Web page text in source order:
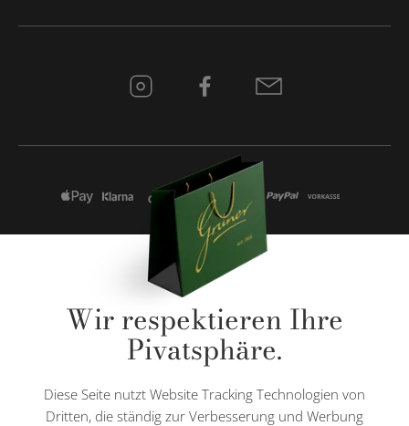
* Alle Preise inkl. gesetzl. Mehrwertsteuer zzgl.
Nachnahmegebühren, wenn nicht anders angegeben.
Diese Website ist durch reCAPTCHA geschützt und es gelten die
Wir respektieren Ihre
Pivatsphäre.
Diese Seite nutzt Website Tracking Technologien von
Dritten, die ständig zur Verbesserung und Werbung